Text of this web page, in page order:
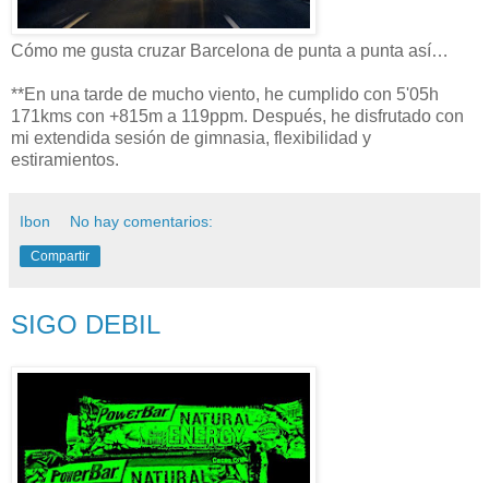
Cómo me gusta cruzar Barcelona de punta a punta así…
**En una tarde de mucho viento, he cumplido con 5'05h
171kms con +815m a 119ppm. Después, he disfrutado con
mi extendida sesión de gimnasia, flexibilidad y
estiramientos.
Ibon No hay comentarios:
Compartir
SIGO DEBIL